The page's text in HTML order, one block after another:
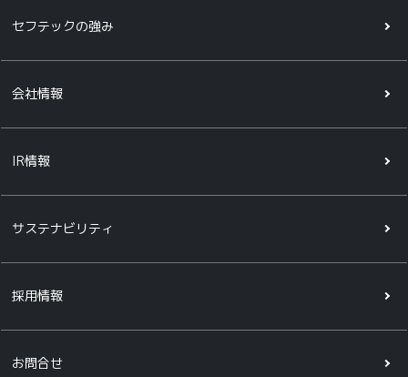
セフテックの強み
会社情報
IR情報
サステナビリティ
採用情報
お問合せ